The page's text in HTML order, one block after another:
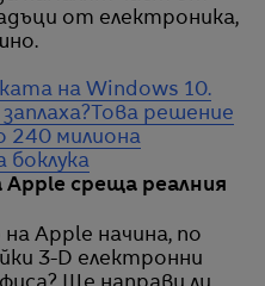
от електроника,
на Windows 10.
Това решение
240 милиона
боклука
среща реалния
Apple начина, по
3-D електронни